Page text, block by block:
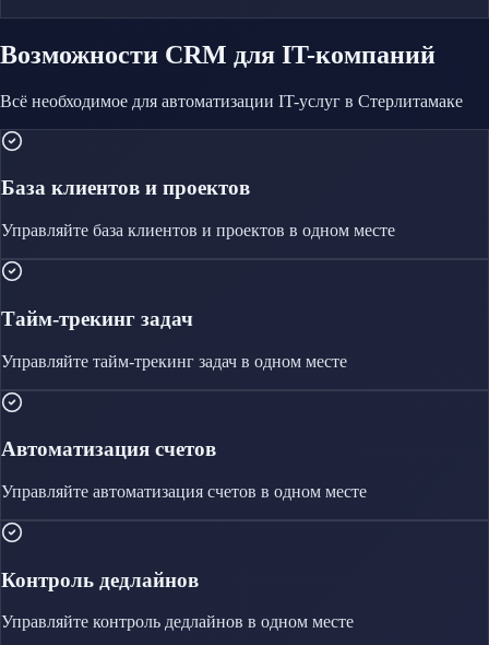
Возможности CRM для IT-компаний
Всё необходимое для автоматизации IT-услуг в Стерлитамаке
База клиентов и проектов
Управляйте база клиентов и проектов в одном месте
Тайм-трекинг задач
Управляйте тайм-трекинг задач в одном месте
Автоматизация счетов
Управляйте автоматизация счетов в одном месте
Контроль дедлайнов
Управляйте контроль дедлайнов в одном месте